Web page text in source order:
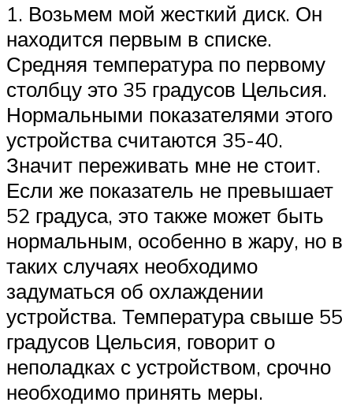
1. Возьмем мой жесткий диск. Он
находится первым в списке.
Средняя температура по первому
столбцу это 35 градусов Цельсия.
Нормальными показателями этого
устройства считаются 35-40.
Значит переживать мне не стоит.
Если же показатель не превышает
52 градуса, это также может быть
нормальным, особенно в жару, но в
таких случаях необходимо
задуматься об охлаждении
устройства. Температура свыше 55
градусов Цельсия, говорит о
неполадках с устройством, срочно
необходимо принять меры.